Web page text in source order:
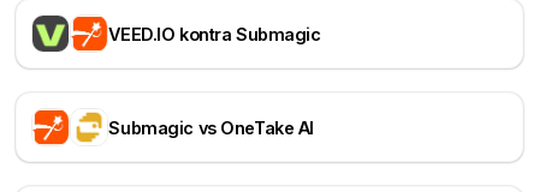
VEED.IO kontra Submagic
Submagic vs OneTake AI